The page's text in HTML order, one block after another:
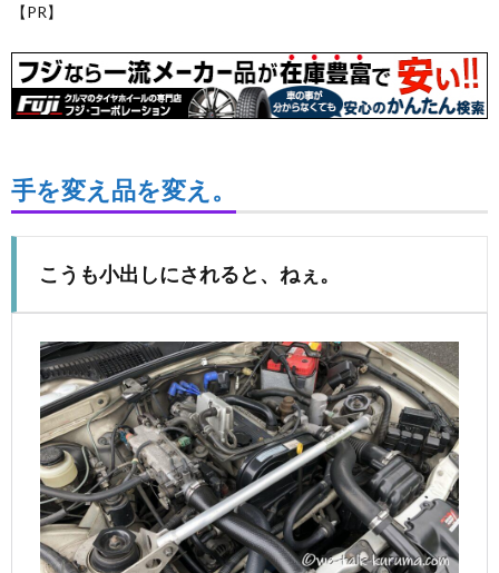
ち
シ
事
【PR】
手を変え品を変え。
こうも小出しにされると、ねぇ。